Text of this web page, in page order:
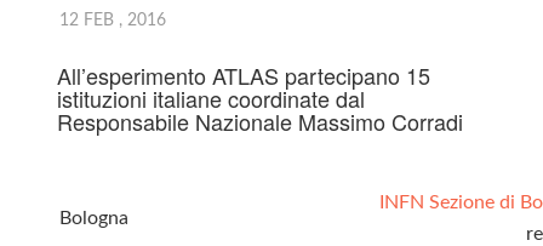
12 FEB , 2016
All’esperimento ATLAS partecipano 15
istituzioni italiane coordinate dal
Responsabile Nazionale Massimo Corradi
Bologna
INFN Sezione di